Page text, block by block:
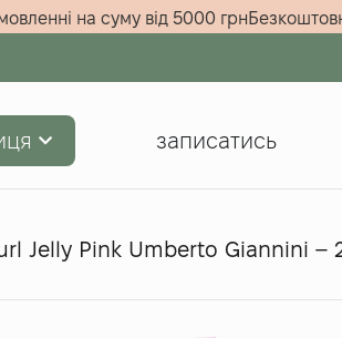
при замовленні на суму від 5000 грн
записатись
Jelly Pink Umberto Giannini –